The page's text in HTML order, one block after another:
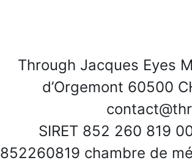
Through Jacques Eyes
d’Orgemont 60500
SIRET 852 260 819
852260819 chambre de